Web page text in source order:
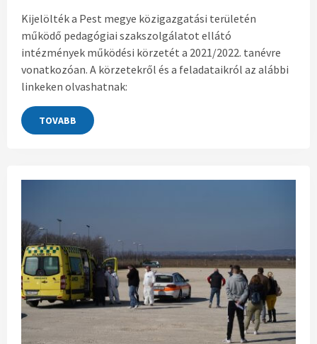
Kijelölték a Pest megye közigazgatási területén
működő pedagógiai szakszolgálatot ellátó
intézmények működési körzetét a 2021/2022. tanévre
vonatkozóan. A körzetekről és a feladataikról az alábbi
linkeken olvashatnak:
TOVABB